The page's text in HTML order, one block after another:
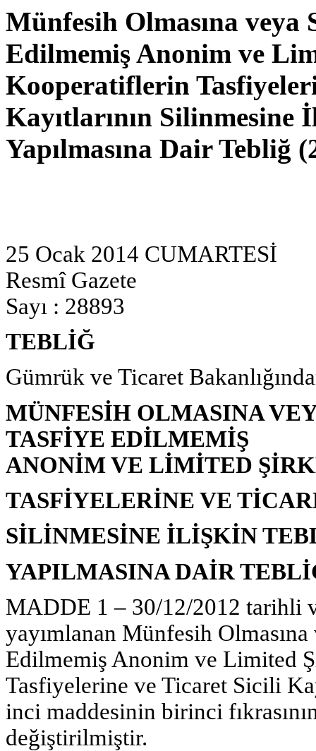
Münfesih Olmasına veya
Edilmemiş Anonim ve
Kooperatiflerin
Kayıtlarının
Yapılmasına Dair Tebliğ
25 Ocak 2014 CUMARTESİ
Resmî Gazete
Sayı : 28893
TEBLİĞ
Gümrük ve Ticaret
MÜNFESİH OLMASINA
TASFİYE EDİLMEMİŞ
ANONİM VE LİMİTED
TASFİYELERİNE VE
SİLİNMESİNE İLİŞKİN
YAPILMASINA DAİR
MADDE 1 – 30/12/2012 tarihli
yayımlanan Münfesih
Edilmemiş Anonim ve Limited
Tasfiyelerine ve Ticaret Sicili
inci maddesinin birinci
değiştirilmiştir.